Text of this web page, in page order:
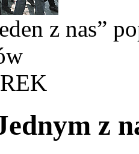
z nas”
z